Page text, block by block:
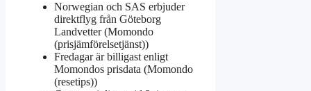
Norwegian och SAS erbjuder
direktflyg från Göteborg
Landvetter (Momondo
(prisjämförelsetjänst))
Fredagar är billigast enligt
Momondos prisdata (Momondo
(resetips))